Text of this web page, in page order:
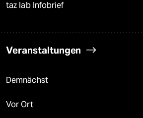
taz lab Infobrief
Veranstaltungen
Demnächst
Vor Ort